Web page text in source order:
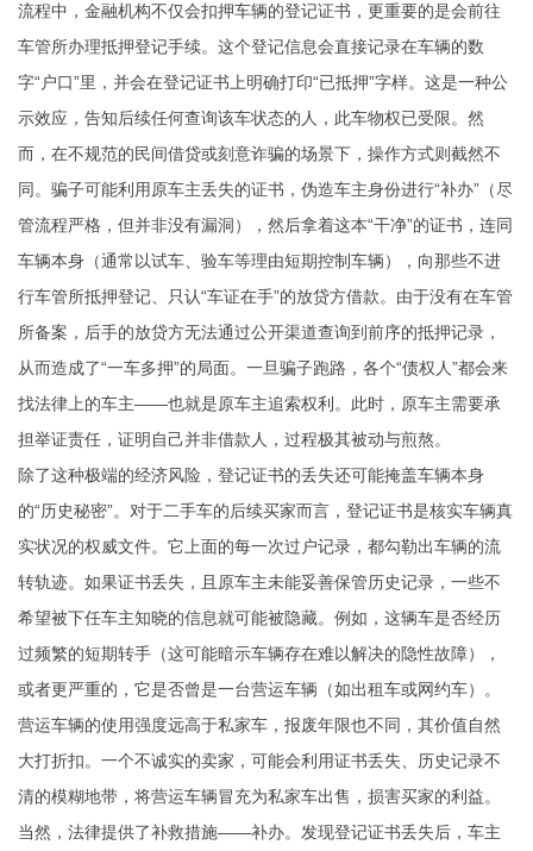
流程中，金融机构不仅会扣押车辆的登记证书，更重要的是会前往
车管所办理抵押登记手续。这个登记信息会直接记录在车辆的数
字“户口”里，并会在登记证书上明确打印“已抵押”字样。这是一种公
示效应，告知后续任何查询该车状态的人，此车物权已受限。然
而，在不规范的民间借贷或刻意诈骗的场景下，操作方式则截然不
同。骗子可能利用原车主丢失的证书，伪造车主身份进行“补办”（尽
管流程严格，但并非没有漏洞），然后拿着这本“干净”的证书，连同
车辆本身（通常以试车、验车等理由短期控制车辆），向那些不进
行车管所抵押登记、只认“车证在手”的放贷方借款。由于没有在车管
所备案，后手的放贷方无法通过公开渠道查询到前序的抵押记录，
从而造成了“一车多押”的局面。一旦骗子跑路，各个“债权人”都会来
找法律上的车主——也就是原车主追索权利。此时，原车主需要承
担举证责任，证明自己并非借款人，过程极其被动与煎熬。
除了这种极端的经济风险，登记证书的丢失还可能掩盖车辆本身
的“历史秘密”。对于二手车的后续买家而言，登记证书是核实车辆真
实状况的权威文件。它上面的每一次过户记录，都勾勒出车辆的流
转轨迹。如果证书丢失，且原车主未能妥善保管历史记录，一些不
希望被下任车主知晓的信息就可能被隐藏。例如，这辆车是否经历
过频繁的短期转手（这可能暗示车辆存在难以解决的隐性故障），
或者更严重的，它是否曾是一台营运车辆（如出租车或网约车）。
营运车辆的使用强度远高于私家车，报废年限也不同，其价值自然
大打折扣。一个不诚实的卖家，可能会利用证书丢失、历史记录不
清的模糊地带，将营运车辆冒充为私家车出售，损害买家的利益。
当然，法律提供了补救措施——补办。发现登记证书丢失后，车主